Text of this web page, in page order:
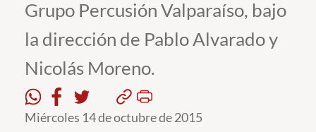
Pregrado
Formación Continua
Grupo Percusión Valparaíso, bajo
la dirección de Pablo Alvarado y
Nicolás Moreno.
Miércoles 14 de octubre de 2015